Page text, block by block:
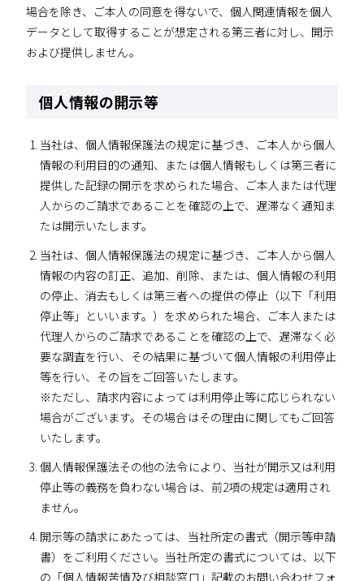
場合を除き、ご本人の同意を得ないで、個人関連情報を個人
データとして取得することが想定される第三者に対し、開示
および提供しません。
個人情報の開示等
当社は、個人情報保護法の規定に基づき、ご本人から個人
情報の利用目的の通知、または個人情報もしくは第三者に
提供した記録の開示を求められた場合、ご本人または代理
人からのご請求であることを確認の上で、遅滞なく通知ま
たは開示いたします。
当社は、個人情報保護法の規定に基づき、ご本人から個人
情報の内容の訂正、追加、削除、または、個人情報の利用
の停止、消去もしくは第三者への提供の停止（以下「利用
停止等」といいます。）を求められた場合、ご本人または
代理人からのご請求であることを確認の上で、遅滞なく必
要な調査を行い、その結果に基づいて個人情報の利用停止
等を行い、その旨をご回答いたします。
※ただし、請求内容によっては利用停止等に応じられない
場合がございます。その場合はその理由に関してもご回答
いたします。
個人情報保護法その他の法令により、当社が開示又は利用
停止等の義務を負わない場合は、前2項の規定は適用され
ません。
開示等の請求にあたっては、当社所定の書式（開示等申請
書）をご利用ください。当社所定の書式については、以下
の「個人情報苦情及び相談窓口」記載のお問い合わせフォ